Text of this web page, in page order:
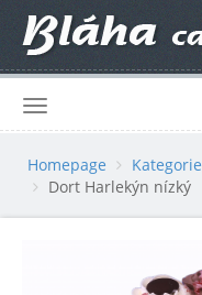
Homepage Kategorie
Dort Harlekýn nízký